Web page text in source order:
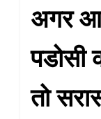
अगर
पडोसी
तो